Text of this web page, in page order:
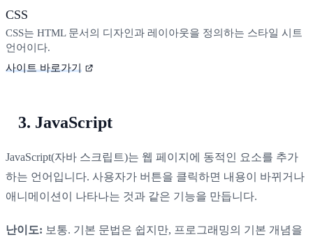
CSS
CSS는 HTML 문서의 디자인과 레이아웃을 정의하는 스타일 시트
언어이다.
사이트 바로가기
3. JavaScript
JavaScript(자바 스크립트)는 웹 페이지에 동적인 요소를 추가
하는 언어입니다. 사용자가 버튼을 클릭하면 내용이 바뀌거나
애니메이션이 나타나는 것과 같은 기능을 만듭니다.
난이도: 보통. 기본 문법은 쉽지만, 프로그래밍의 기본 개념을